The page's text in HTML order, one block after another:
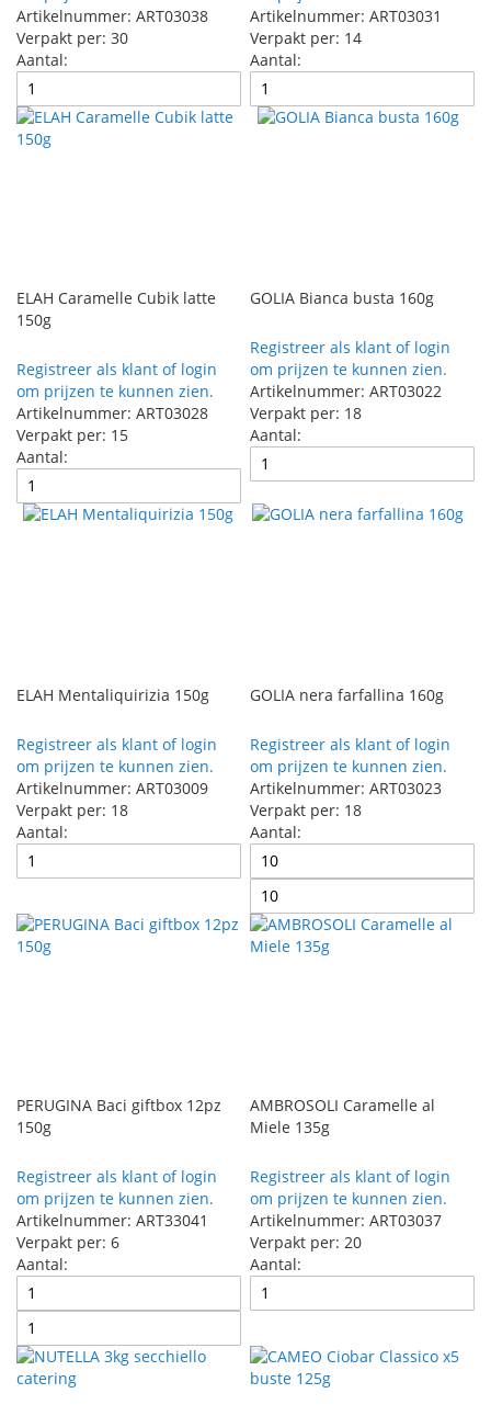
Artikelnummer: ART03038
Verpakt per: 30
Aantal:
Artikelnummer: ART03031
Verpakt per: 14
Aantal:
ELAH Caramelle Cubik latte
150g
Registreer als klant of login
om prijzen te kunnen zien.
Artikelnummer: ART03028
Verpakt per: 15
Aantal:
GOLIA Bianca busta 160g
Registreer als klant of login
om prijzen te kunnen zien.
Artikelnummer: ART03022
Verpakt per: 18
Aantal:
ELAH Mentaliquirizia 150g
Registreer als klant of login
om prijzen te kunnen zien.
Artikelnummer: ART03009
Verpakt per: 18
Aantal:
GOLIA nera farfallina 160g
Registreer als klant of login
om prijzen te kunnen zien.
Artikelnummer: ART03023
Verpakt per: 18
Aantal:
PERUGINA Baci giftbox 12pz
150g
Registreer als klant of login
om prijzen te kunnen zien.
Artikelnummer: ART33041
Verpakt per: 6
Aantal:
AMBROSOLI Caramelle al
Miele 135g
Registreer als klant of login
om prijzen te kunnen zien.
Artikelnummer: ART03037
Verpakt per: 20
Aantal: